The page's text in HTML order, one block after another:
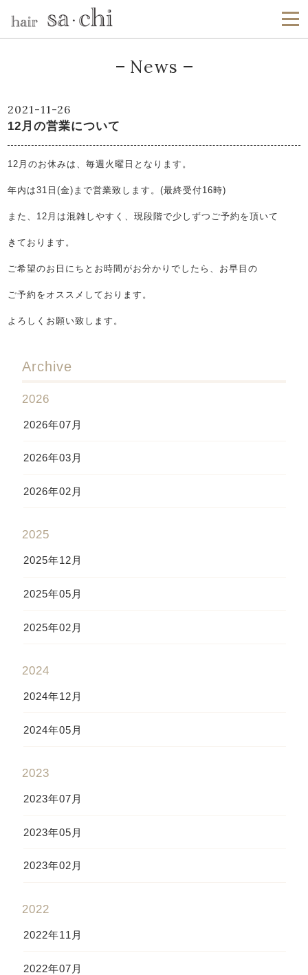
News
2021-11-26
12月の営業について
12月のお休みは、毎週火曜日となります。
年内は31日(金)まで営業致します。(最終受付16時)
また、12月は混雑しやすく、現段階で少しずつご予約を頂いて
きております。
ご希望のお日にちとお時間がお分かりでしたら、お早目の
ご予約をオススメしております。
よろしくお願い致します。
Archive
2026
2026年07月
2026年03月
2026年02月
2025
2025年12月
2025年05月
2025年02月
2024
2024年12月
2024年05月
2023
2023年07月
2023年05月
2023年02月
2022
2022年11月
2022年07月